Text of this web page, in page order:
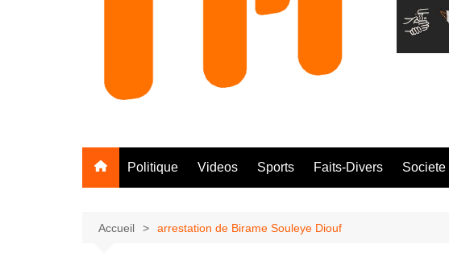
Politique Videos Sports Faits-Divers Societe
Accueil arrestation de Birame Souleye Diouf